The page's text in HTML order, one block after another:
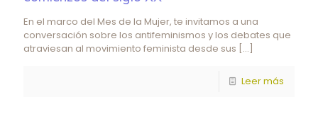
En el marco del Mes de la Mujer, te invitamos a una
conversación sobre los antifeminismos y los debates que
atraviesan al movimiento feminista desde sus […]
Leer más